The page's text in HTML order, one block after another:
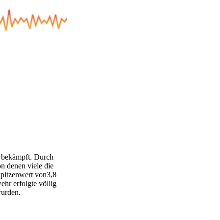
Durch
denen viele die
von3,8
erfolgte völlig